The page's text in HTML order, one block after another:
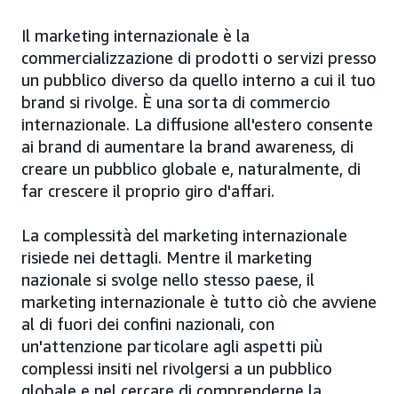
Il marketing internazionale è la
commercializzazione di prodotti o servizi presso
un pubblico diverso da quello interno a cui il tuo
brand si rivolge. È una sorta di commercio
internazionale. La diffusione all'estero consente
ai brand di aumentare la brand awareness, di
creare un pubblico globale e, naturalmente, di
far crescere il proprio giro d'affari.
La complessità del marketing internazionale
risiede nei dettagli. Mentre il marketing
nazionale si svolge nello stesso paese, il
marketing internazionale è tutto ciò che avviene
al di fuori dei confini nazionali, con
un'attenzione particolare agli aspetti più
complessi insiti nel rivolgersi a un pubblico